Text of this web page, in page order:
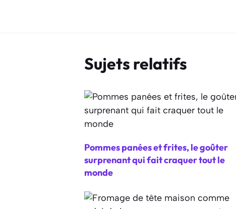
Sujets relatifs
Pommes panées et frites, le goûter
surprenant qui fait craquer tout le
monde